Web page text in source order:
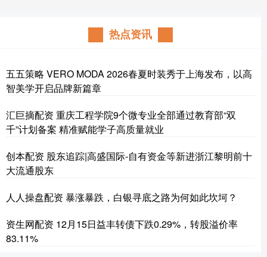
热点资讯
五五策略 VERO MODA 2026春夏时装秀于上海发布，以高
智美学开启品牌新篇章
汇巨摘配资 重庆工程学院9个微专业全部通过教育部“双
千”计划备案 精准赋能学子高质量就业
创本配资 股东追踪|高盛国际-自有资金等新进浙江黎明前十
大流通股东
人人操盘配资 暴涨暴跌，白银寻底之路为何如此坎坷？
资生网配资 12月15日益丰转债下跌0.29%，转股溢价率
83.11%